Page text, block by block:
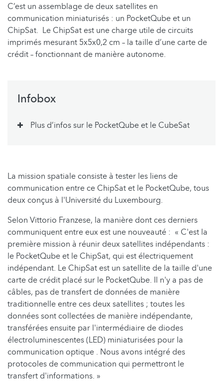
C’est un assemblage de deux satellites en
communication miniaturisés : un PocketQube et un
ChipSat. Le ChipSat est une charge utile de circuits
imprimés mesurant 5x5x0,2 cm – la taille d’une carte de
crédit – fonctionnant de manière autonome.
Infobox
Plus d’infos sur le PocketQube et le CubeSat
La mission spatiale consiste à tester les liens de
communication entre ce ChipSat et le PocketQube, tous
deux conçus à l'Université du Luxembourg.
Selon Vittorio Franzese, la manière dont ces derniers
communiquent entre eux est une nouveauté : « C'est la
première mission à réunir deux satellites indépendants :
le PocketQube et le ChipSat, qui est électriquement
indépendant. Le ChipSat est un satellite de la taille d'une
carte de crédit placé sur le PocketQube. Il n'y a pas de
câbles, pas de transfert de données de manière
traditionnelle entre ces deux satellites ; toutes les
données sont collectées de manière indépendante,
transférées ensuite par l'intermédiaire de diodes
électroluminescentes (LED) miniaturisées pour la
communication optique . Nous avons intégré des
protocoles de communication qui permettront le
transfert d'informations. »